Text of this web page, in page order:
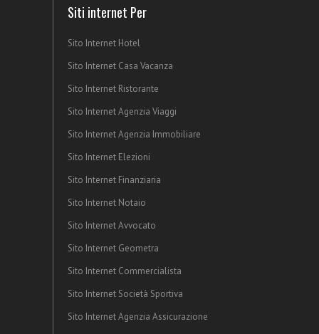
Siti internet Per
Sito Internet Hotel
Sito Internet Casa Vacanza
Sito Internet Ristorante
Sito Internet Agenzia Viaggi
Sito Internet Agenzia Immobiliare
Sito Internet Elezioni
Sito Internet Finanziaria
Sito Internet Notaio
Sito Internet Avvocato
Sito Internet Geometra
Sito Internet Commercialista
Sito Internet Società Sportiva
Sito Internet Agenzia Assicurazione